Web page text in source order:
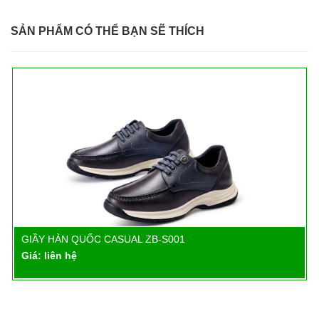
SẢN PHẨM CÓ THỂ BẠN SẼ THÍCH
Chi tiết
GIẦY HÀN QUỐC CASUAL ZB-S001
Giá: liên hệ